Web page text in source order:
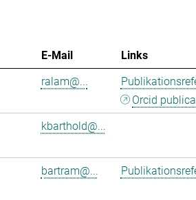
E-Mail
Links
ralam@...
Orcid
kbarthold@...
bartram@...